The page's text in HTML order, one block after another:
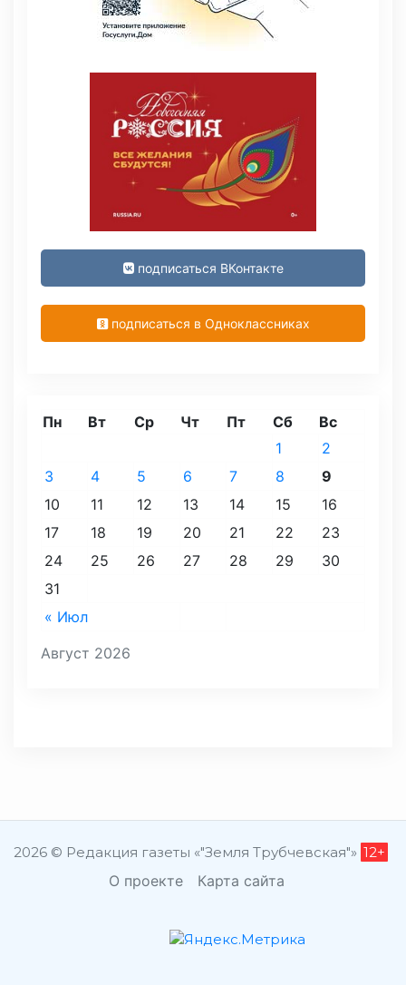
подписаться ВКонтакте
подписаться в Одноклассниках
Август 2026
Пн Вт Ср Чт Пт Сб Вс
« Июл
1
2
3
4 5 6 7 8
9
10
11 12 13 14 15
16
17
18 19 20 21 22
23
24
25 26 27 28 29
30
31
2026 © Редакция газеты «"Земля Трубчевская"» 12+
О проекте Карта сайта